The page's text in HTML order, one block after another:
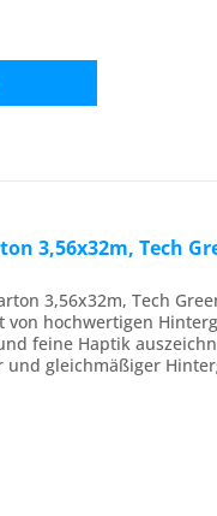
3,56x32m, Tech
3,56x32m, Tech
hochwertigen
feine Haptik
gleichmäßiger